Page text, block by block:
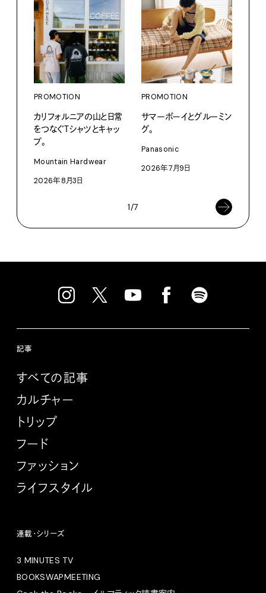
PROMOTION
カリフォルニアの山と日常
をつなぐＴシャツとキャッ
プ。
Mountain Hardwear
2026年8月3日
PROMOTION
サマーボーイとグルーミン
グ。
Panasonic
2026年7月9日
1/7
記事
すべての記事
カルチャー
トリップ
フード
ファッション
ライフスタイル
連載・シリーズ
3 MINUTES TV
BOOKSWAPMEETING